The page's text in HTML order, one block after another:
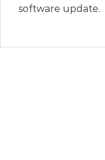
software update.